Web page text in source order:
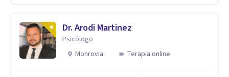
Dr. Arodi Martinez
Psicólogo
Monrovia
Terapia online